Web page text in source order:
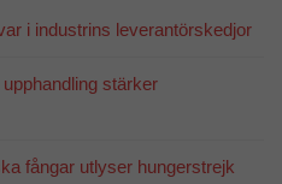
i industrins leverantörskedjor
stärker
fångar utlyser hungerstrejk